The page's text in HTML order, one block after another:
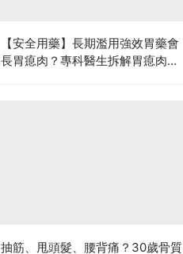
【安全用藥】長期濫用強效胃藥會
長胃瘜肉？專科醫生拆解胃瘜肉癌
抽筋、甩頭髮、腰背痛？30歲骨質